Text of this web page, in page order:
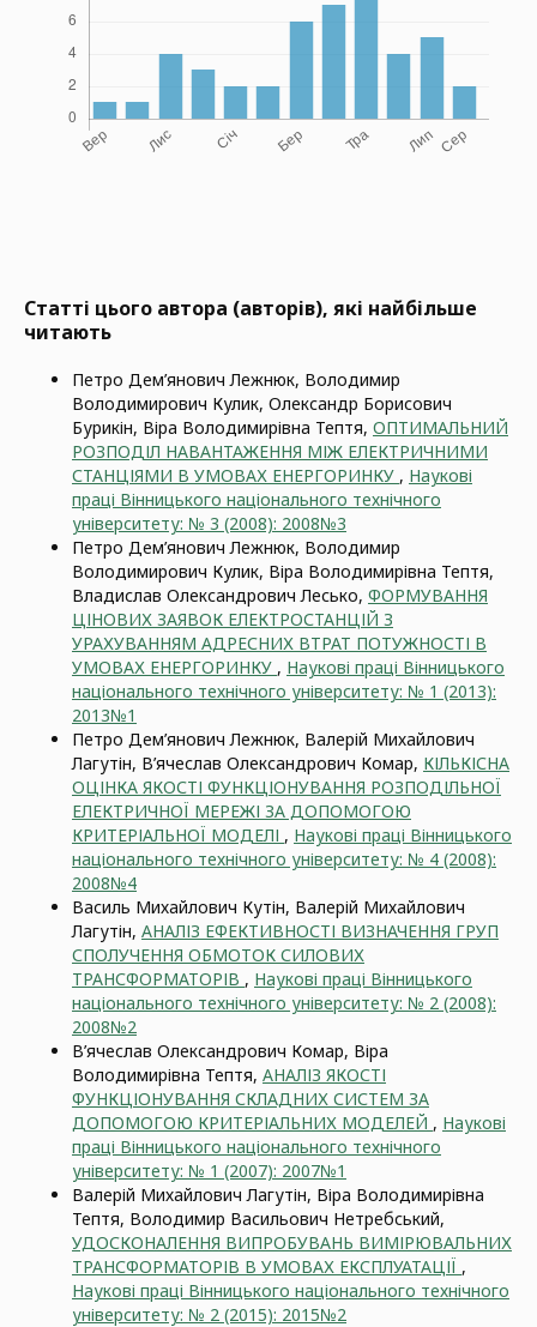
Статті цього автора (авторів), які найбільше
читають
Петро Дем’янович Лежнюк, Володимир
Володимирович Кулик, Олександр Борисович
Бурикін, Віра Володимирівна Тептя, ОПТИМАЛЬНИЙ
РОЗПОДІЛ НАВАНТАЖЕННЯ МІЖ ЕЛЕКТРИЧНИМИ
СТАНЦІЯМИ В УМОВАХ ЕНЕРГОРИНКУ , Наукові
праці Вінницького національного технічного
університету: № 3 (2008): 2008№3
Петро Дем’янович Лежнюк, Володимир
Володимирович Кулик, Віра Володимирівна Тептя,
Владислав Олександрович Лесько, ФОРМУВАННЯ
ЦІНОВИХ ЗАЯВОК ЕЛЕКТРОСТАНЦІЙ З
УРАХУВАННЯМ АДРЕСНИХ ВТРАТ ПОТУЖНОСТІ В
УМОВАХ ЕНЕРГОРИНКУ , Наукові праці Вінницького
національного технічного університету: № 1 (2013):
2013№1
Петро Дем’янович Лежнюк, Валерій Михайлович
Лагутін, В’ячеслав Олександрович Комар, КІЛЬКІСНА
ОЦІНКА ЯКОСТІ ФУНКЦІОНУВАННЯ РОЗПОДІЛЬНОЇ
ЕЛЕКТРИЧНОЇ МЕРЕЖІ ЗА ДОПОМОГОЮ
КРИТЕРІАЛЬНОЇ МОДЕЛІ , Наукові праці Вінницького
національного технічного університету: № 4 (2008):
2008№4
Василь Михайлович Кутін, Валерій Михайлович
Лагутін, АНАЛІЗ ЕФЕКТИВНОСТІ ВИЗНАЧЕННЯ ГРУП
СПОЛУЧЕННЯ ОБМОТОК СИЛОВИХ
ТРАНСФОРМАТОРІВ , Наукові праці Вінницького
національного технічного університету: № 2 (2008):
2008№2
В’ячеслав Олександрович Комар, Віра
Володимирівна Тептя, АНАЛІЗ ЯКОСТІ
ФУНКЦІОНУВАННЯ СКЛАДНИХ СИСТЕМ ЗА
ДОПОМОГОЮ КРИТЕРІАЛЬНИХ МОДЕЛЕЙ , Наукові
праці Вінницького національного технічного
університету: № 1 (2007): 2007№1
Валерій Михайлович Лагутін, Віра Володимирівна
Тептя, Володимир Васильович Нетребський,
УДОСКОНАЛЕННЯ ВИПРОБУВАНЬ ВИМІРЮВАЛЬНИХ
ТРАНСФОРМАТОРІВ В УМОВАХ ЕКСПЛУАТАЦІЇ ,
Наукові праці Вінницького національного технічного
університету: № 2 (2015): 2015№2